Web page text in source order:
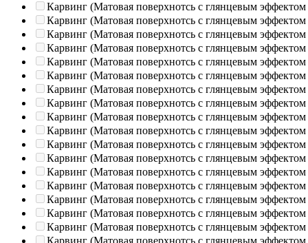
Карвинг (Матовая поверхнотсь с глянцевым эффектом
Карвинг (Матовая поверхнотсь с глянцевым эффектом
Карвинг (Матовая поверхнотсь с глянцевым эффектом
Карвинг (Матовая поверхнотсь с глянцевым эффектом
Карвинг (Матовая поверхнотсь с глянцевым эффектом
Карвинг (Матовая поверхнотсь с глянцевым эффектом
Карвинг (Матовая поверхнотсь с глянцевым эффектом
Карвинг (Матовая поверхнотсь с глянцевым эффектом
Карвинг (Матовая поверхнотсь с глянцевым эффектом
Карвинг (Матовая поверхнотсь с глянцевым эффектом
Карвинг (Матовая поверхнотсь с глянцевым эффектом
Карвинг (Матовая поверхнотсь с глянцевым эффектом
Карвинг (Матовая поверхнотсь с глянцевым эффектом
Карвинг (Матовая поверхнотсь с глянцевым эффектом
Карвинг (Матовая поверхнотсь с глянцевым эффектом
Карвинг (Матовая поверхнотсь с глянцевым эффектом
Карвинг (Матовая поверхнотсь с глянцевым эффектом